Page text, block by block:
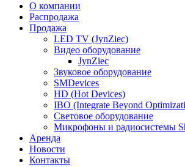
О компании
Распродажа
Продажа
LED TV (JynZiec)
Видео оборудование
JynZiec
Звуковое оборудование
SMDevices
HD (Hot Devices)
IBO (Integrate Beyond
Световое оборудование
Микрофоны и радиосистемы
Аренда
Новости
Контакты